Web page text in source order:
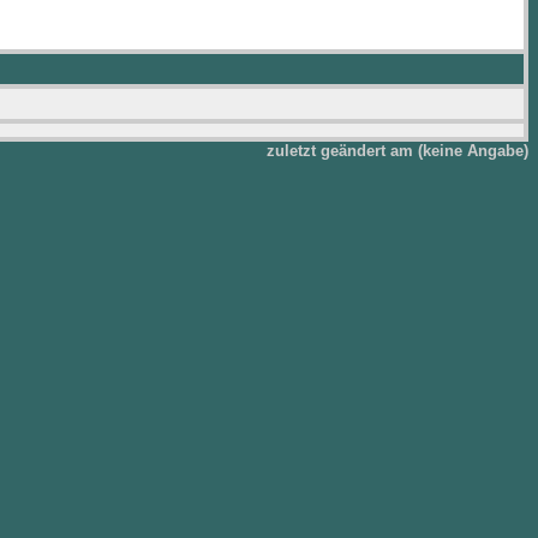
zuletzt geändert am (keine Angabe)